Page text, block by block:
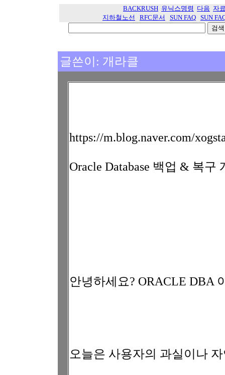
BACKRUSH 유닉스명령 다음 자
지하철노선
RFC문서 SUN FAQ SUN
글쓴이: 개라클
https://m.blog.naver.com/
Oracle Database 백업 & 복구
안녕하세요? ORACLE DBA
오늘은 사용자의 과실이나